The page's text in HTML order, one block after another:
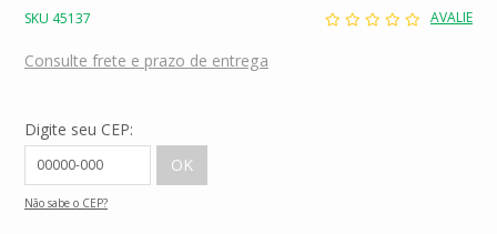
SKU 45137 AVALIE
Consulte frete e prazo de entrega
Digite seu CEP:
Não sabe o CEP?